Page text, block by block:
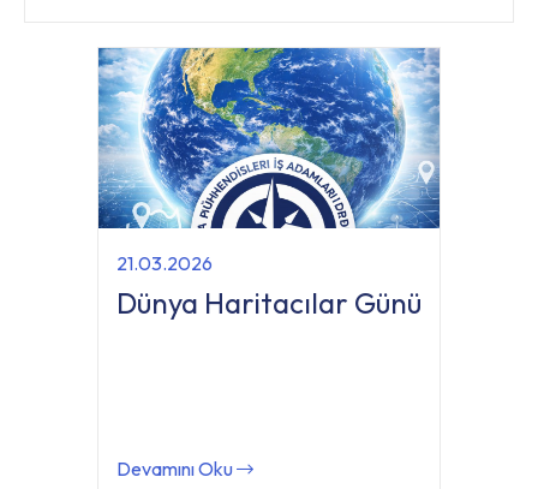
21.03.2026
Dünya Haritacılar Günü
Devamını Oku